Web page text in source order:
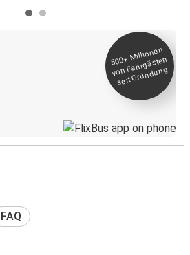
500+
Millionen
von Fahrgästen
seit
Gründung
FAQ